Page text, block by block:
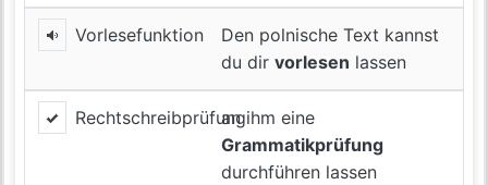
Vorlesefunktion
Den polnische Text kannst
du dirvorlesen lassen
Rechtschreibprüfungan ihm eine
Grammatikprüfung
durchführen lassen